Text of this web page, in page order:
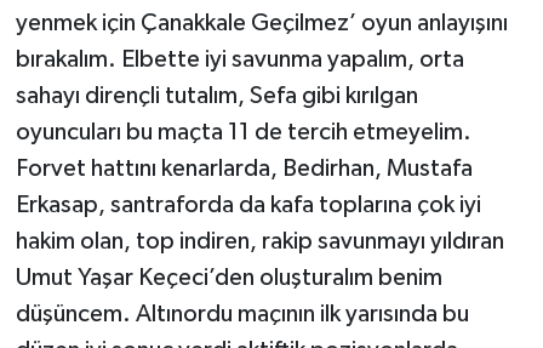
yenmek için Çanakkale Geçilmez’ oyun anlayışını
bırakalım. Elbette iyi savunma yapalım, orta
sahayı dirençli tutalım, Sefa gibi kırılgan
oyuncuları bu maçta 11 de tercih etmeyelim.
Forvet hattını kenarlarda, Bedirhan, Mustafa
Erkasap, santraforda da kafa toplarına çok iyi
hakim olan, top indiren, rakip savunmayı yıldıran
Umut Yaşar Keçeci’den oluşturalım benim
düşüncem. Altınordu maçının ilk yarısında bu